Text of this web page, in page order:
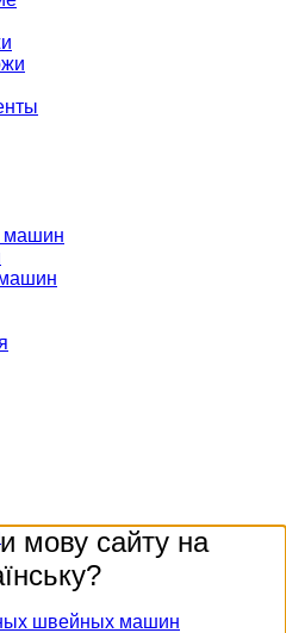
мову сайту на
машин
швейных машин